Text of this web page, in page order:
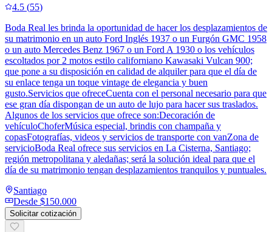
4.5 (55)
Boda Real les brinda la oportunidad de hacer los desplazamientos de
su matrimonio en un auto Ford Inglés 1937 o un Furgón GMC 1958
o un auto Mercedes Benz 1967 o un Ford A 1930 o los vehículos
escoltados por 2 motos estilo californiano Kawasaki Vulcan 900;
que pone a su disposición en calidad de alquiler para que el día de
su enlace tenga un toque vintage de elegancia y buen
gusto.Servicios que ofreceCuenta con el personal necesario para que
ese gran día dispongan de un auto de lujo para hacer sus traslados.
Algunos de los servicios que ofrece son:Decoración de
vehículoChoferMúsica especial, brindis con champaña y
copasFotografías, videos y servicios de transporte con vanZona de
servicioBoda Real ofrece sus servicios en La Cisterna, Santiago;
región metropolitana y aledañas; será la solución ideal para que el
día de su matrimonio tengan desplazamientos tranquilos y puntuales.
Santiago
Desde $150.000
Solicitar cotización